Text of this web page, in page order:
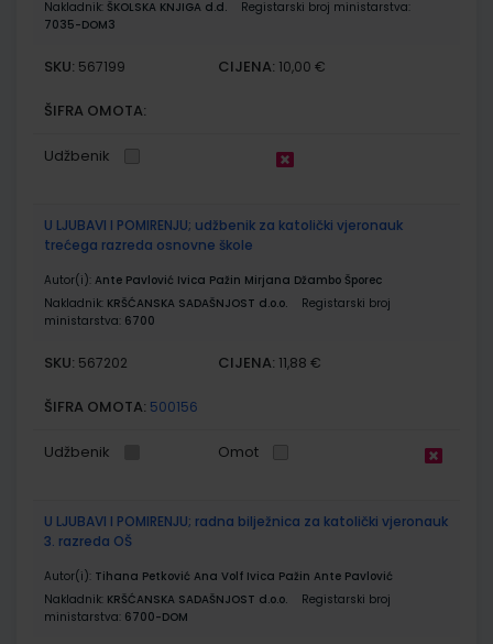
Nakladnik: ŠKOLSKA KNJIGA d.d.
Registarski broj ministarstva:
7035-DOM3
SKU: 567199 CIJENA: 10,00 €
ŠIFRA OMOTA:
Udžbenik
U LJUBAVI I POMIRENJU; udžbenik za katolički vjeronauk
trećega razreda osnovne škole
Autor(i): Ante Pavlović Ivica Pažin Mirjana Džambo Šporec
Nakladnik: KRŠĆANSKA SADAŠNJOST d.o.o.
Registarski broj
ministarstva: 6700
SKU: 567202 CIJENA: 11,88 €
ŠIFRA OMOTA: 500156
Udžbenik Omot
U LJUBAVI I POMIRENJU; radna bilježnica za katolički vjeronauk
3. razreda OŠ
Autor(i): Tihana Petković Ana Volf Ivica Pažin Ante Pavlović
Nakladnik: KRŠĆANSKA SADAŠNJOST d.o.o.
Registarski broj
ministarstva: 6700-DOM